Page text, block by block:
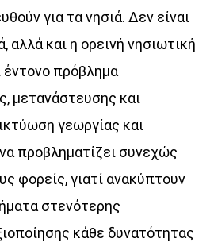
για τα νησιά. Δεν είναι
αλλά και η ορεινή νησιωτική
έντονο πρόβλημα
μετανάστευσης και
γεωργίας και
προβληματίζει συνεχώς
φορείς, γιατί ανακύπτουν
στενότερης
κάθε δυνατότητας